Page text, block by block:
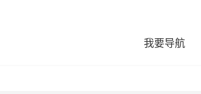
我要导航